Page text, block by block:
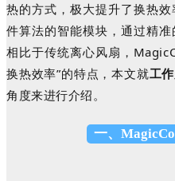
热的方式，极大提升了换热
件算法的智能模块，通过精准
相比于传统离心风扇，
换热效率”的特点，本文就工
角度来进行介绍。
一、